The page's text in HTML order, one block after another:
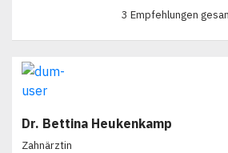
3 Empfehlungen
Dr. Bettina Heukenkamp
Zahnärztin